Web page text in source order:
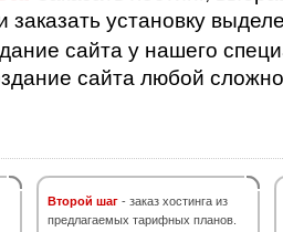
установку
сайта у нашего
сайта любой
Второй шаг - заказ хостинга из
предлагаемых тарифных планов.